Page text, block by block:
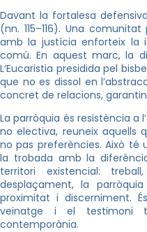
Davant la fortalesa
(nn. 115–116). Una
amb la justícia enforteix la
comú. En aquest marc, la
L’Eucaristia presidida pel
que no es dissol en
concret de relacions,
La parròquia és resistència a
no electiva, reuneix aquells
no pas preferències. Això té
la trobada amb la
territori existencial:
desplaçament, la
proximitat i discerniment.
veïnatge i el testimoni
contemporània.